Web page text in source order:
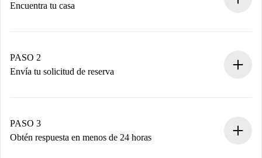
Encuentra tu casa
Tienes toda la información necesaria por adelantado.
PASO 2
Envía tu solicitud de reserva
propietario acepte.
PASO 3
Obtén respuesta en menos de 24 horas